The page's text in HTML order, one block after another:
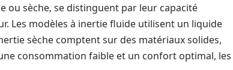
ou sèche, se distinguent par leur capacité
Les modèles à inertie fluide utilisent un liquide
sèche comptent sur des matériaux solides,
consommation faible et un confort optimal, les